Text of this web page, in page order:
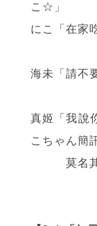
こ☆」
にこ「在家
海未「請不
真姬「我說
こちゃん簡
莫名其